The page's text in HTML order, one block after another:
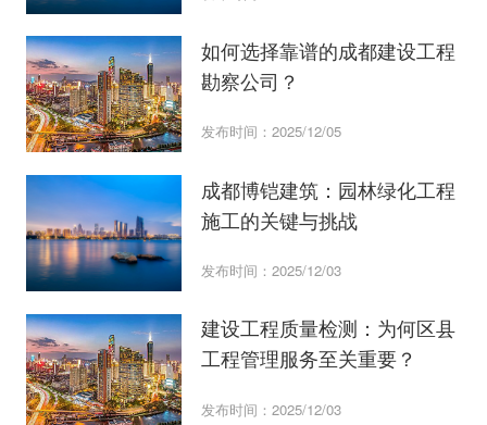
如何选择靠谱的成都建设工程
勘察公司？
发布时间：2025/12/05
成都博铠建筑：园林绿化工程
施工的关键与挑战
发布时间：2025/12/03
建设工程质量检测：为何区县
工程管理服务至关重要？
发布时间：2025/12/03